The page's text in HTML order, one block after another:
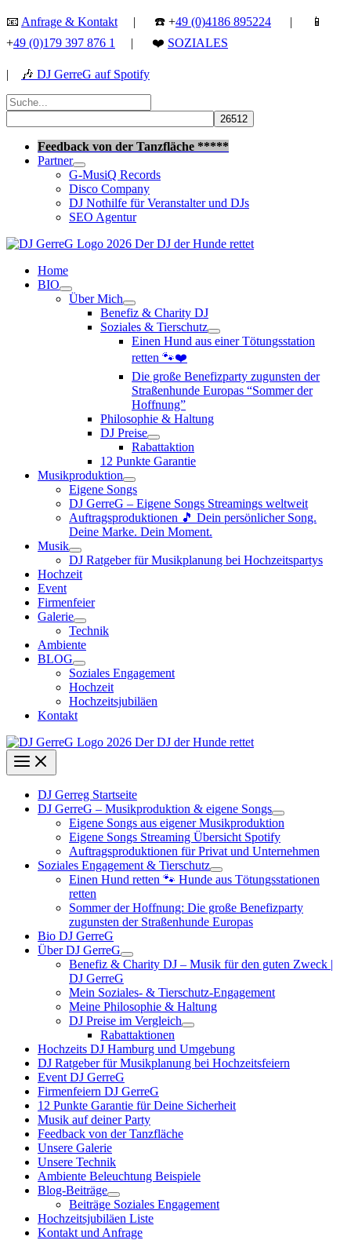
Zum
springen
📧 Anfrage & Kontakt | ☎️ +49 (0)4186 895224 | 📱
+49 (0)179 397 876 1 | ❤️ SOZIALES
| 🎶 DJ GerreG auf Spotify
Suchen
nach:
Feedback von der Tanzfläche *****
Partner
G-MusiQ Records
Disco Company
DJ Nothilfe für Veranstalter und DJs
SEO Agentur
Home
BIO
Über Mich
Benefiz & Charity DJ
Soziales & Tierschutz
Einen Hund aus einer Tötungsstation
retten 🐾❤️
Die große Benefizparty zugunsten der
Straßenhunde Europas “Sommer der
Hoffnung”
Philosophie & Haltung
DJ Preise
Rabattaktion
12 Punkte Garantie
Musikproduktion
Eigene Songs
DJ GerreG – Eigene Songs Streamings weltweit
Auftragsproduktionen 🎵 Dein persönlicher Song.
Deine Marke. Dein Moment.
Musik
DJ Ratgeber für Musikplanung bei Hochzeitspartys
Hochzeit
Event
Firmenfeier
Galerie
Technik
Ambiente
BLOG
Soziales Engagement
Hochzeit
Hochzeitsjubiläen
Kontakt
DJ Gerreg Startseite
DJ GerreG – Musikproduktion & eigene Songs
Eigene Songs aus eigener Musikproduktion
Eigene Songs Streaming Übersicht Spotify
Auftragsproduktionen für Privat und Unternehmen
Soziales Engagement & Tierschutz
Einen Hund retten 🐾 Hunde aus Tötungsstationen
retten
Sommer der Hoffnung: Die große Benefizparty
zugunsten der Straßenhunde Europas
Bio DJ GerreG
Über DJ GerreG
Benefiz & Charity DJ – Musik für den guten Zweck |
DJ GerreG
Mein Soziales- & Tierschutz-Engagement
Meine Philosophie & Haltung
DJ Preise im Vergleich
Rabattaktionen
Hochzeits DJ Hamburg und Umgebung
DJ Ratgeber für Musikplanung bei Hochzeitsfeiern
Event DJ GerreG
Firmenfeiern DJ GerreG
12 Punkte Garantie für Deine Sicherheit
Musik auf deiner Party
Feedback von der Tanzfläche
Unsere Galerie
Unsere Technik
Ambiente Beleuchtung Beispiele
Blog-Beiträge
Beiträge Soziales Engagement
Hochzeitsjubiläen Liste
Kontakt und Anfrage